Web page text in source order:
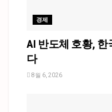
경제
AI 반도체 호황, 한
다
8월 6, 2026